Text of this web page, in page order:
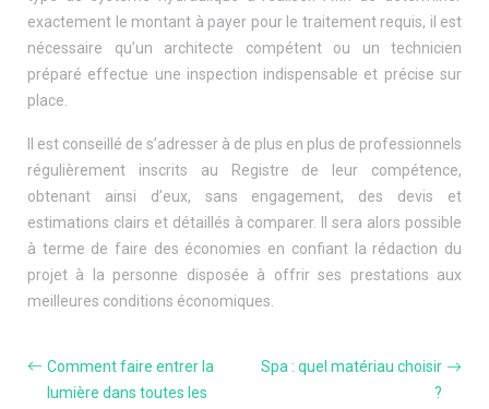
exactement le montant à payer pour le traitement requis, il est
nécessaire qu’un architecte compétent ou un technicien
préparé effectue une inspection indispensable et précise sur
place.
Il est conseillé de s’adresser à de plus en plus de professionnels
régulièrement inscrits au Registre de leur compétence,
obtenant ainsi d’eux, sans engagement, des devis et
estimations clairs et détaillés à comparer. Il sera alors possible
à terme de faire des économies en confiant la rédaction du
projet à la personne disposée à offrir ses prestations aux
meilleures conditions économiques.
Comment faire entrer la
lumière dans toutes les
Spa : quel matériau choisir
?